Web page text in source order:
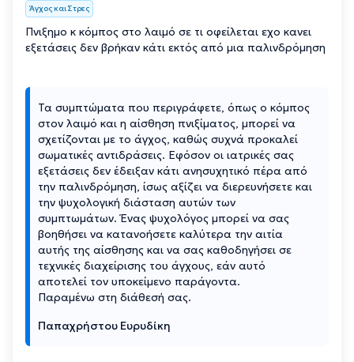
Άγχος και Στρες
Πνιξημο κ κόμπος στο λαιμό σε τι οφείλεται εχο κανει
εξετάσεις δεν βρήκαν κάτι εκτός από μια παλινδρόμηση
Τα συμπτώματα που περιγράφετε, όπως ο κόμπος
στον λαιμό και η αίσθηση πνιξίματος, μπορεί να
σχετίζονται με το άγχος, καθώς συχνά προκαλεί
σωματικές αντιδράσεις. Εφόσον οι ιατρικές σας
εξετάσεις δεν έδειξαν κάτι ανησυχητικό πέρα από
την παλινδρόμηση, ίσως αξίζει να διερευνήσετε και
την ψυχολογική διάσταση αυτών των
συμπτωμάτων. Ένας ψυχολόγος μπορεί να σας
βοηθήσει να κατανοήσετε καλύτερα την αιτία
αυτής της αίσθησης και να σας καθοδηγήσει σε
τεχνικές διαχείρισης του άγχους, εάν αυτό
αποτελεί τον υποκείμενο παράγοντα.
Παραμένω στη διάθεσή σας.
Παπαχρήστου Ευρυδίκη